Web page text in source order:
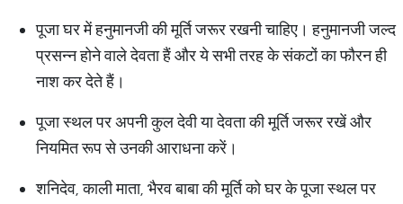
पूजा घर में हनुमानजी की मूर्ति जरूर रखनी चाहिए। हनुमानजी जल्द
प्रसन्न होने वाले देवता हैं और ये सभी तरह के संकटों का फौरन ही
नाश कर देते हैं।
पूजा स्थल पर अपनी कुल देवी या देवता की मूर्ति जरूर रखें और
नियमित रूप से उनकी आराधना करें।
शनिदेव, काली माता, भैरव बाबा की मूर्ति को घर के पूजा स्थल पर